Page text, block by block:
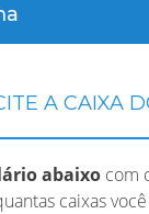
A CAIXA
abaixo com
caixas